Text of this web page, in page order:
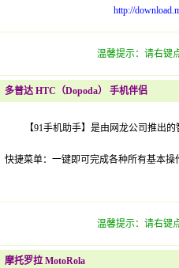
http://
温馨提示：请右键
多普达 HTC（Dopoda） 手机伴侣
【91手机助手】是由网龙公司推出
快捷菜单：一键即可完成各种所有基本操
温馨提示：请右键
摩托罗拉 MotoRola